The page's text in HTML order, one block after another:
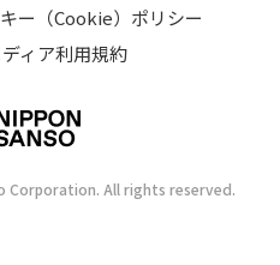
ー（Cookie）ポリシー
ィア利用規約
Corporation. All rights reserved.